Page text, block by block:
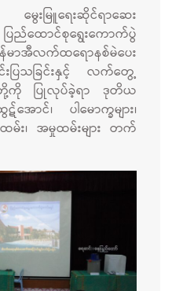
မွေးမြူရေးဆိုင်ရာဆေး
ည်ထောင်စုရွေးကောက်ပွဲ
မာအီလက်ထရောနစ်မဲပေး
းပြသခြင်းနှင့် လက်တွေ့
း တို့ကို ပြုလုပ်ခဲ့ရာ ဒုတိယ
ောင်၊ ပါမောက္ခများ၊
မ်း၊ အမှုထမ်းများ တက်